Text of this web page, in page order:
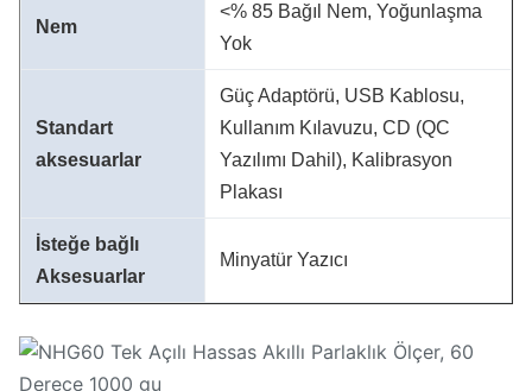
Nem
<% 85 Bağıl Nem, Yoğunlaşma
Yok
Standart
aksesuarlar
Güç Adaptörü, USB Kablosu,
Kullanım Kılavuzu, CD (QC
Yazılımı Dahil), Kalibrasyon
Plakası
İsteğe bağlı
Aksesuarlar
Minyatür Yazıcı